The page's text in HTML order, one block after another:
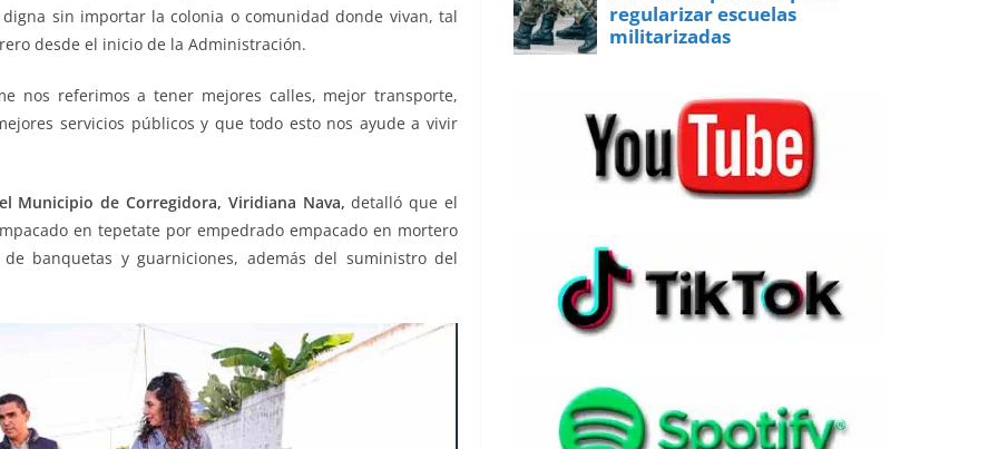
sin importar la colonia o comunidad donde vivan, tal
desde el inicio de la Administración.
nos referimos a tener mejores calles, mejor transporte,
servicios públicos y que todo esto nos ayude a vivir
Municipio de Corregidora, Viridiana Nava, detalló que el
en tepetate por empedrado empacado en mortero
banquetas y guarniciones, además del suministro del